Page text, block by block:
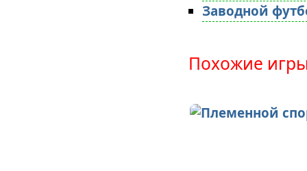
Заводной
Похожие